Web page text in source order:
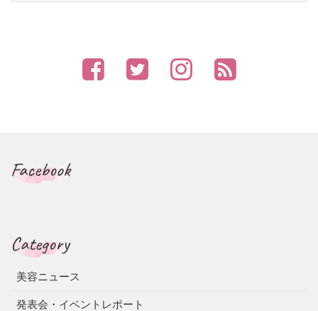
Facebook
Category
美容ニュース
発表会・イベントレポート